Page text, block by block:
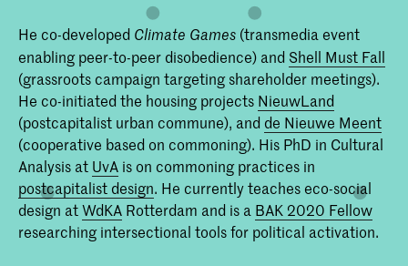
He co-developed Climate Games (transmedia event
enabling peer-to-peer disobedience) and Shell Must Fall
(grassroots campaign targeting shareholder meetings).
He co-initiated the housing projects NieuwLand
(postcapitalist urban commune), and de Nieuwe Meent
(cooperative based on commoning). His PhD in Cultural
Analysis at UvA is on commoning practices in
postcapitalist design. He currently teaches eco-social
design atWdKA Rotterdam and is a BAK 2020 Fellow
researching intersectional tools for political activation.